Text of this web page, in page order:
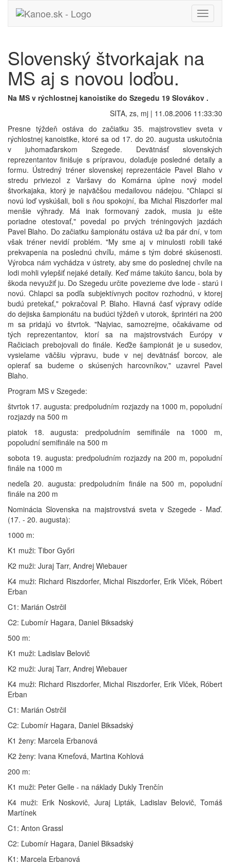
Toggle
Slovenský štvorkajak na
MS aj s novou loďou.
Na MS v rýchlostnej kanoistike do Szegedu 19 Slovákov .
SITA, zs, mj | 11.08.2006 11:33:30
Presne týždeň ostáva do začiatku 35. majstrovstiev sveta v
rýchlostnej kanoistike, ktoré sa od 17. do 20. augusta uskutočnia
v juhomaďarskom Szegede. Devätnásť slovenských
reprezentantov finišuje s prípravou, dolaďuje posledné detaily a
formu. Ústredný tréner slovenskej reprezentácie Pavel Blaho v
stredu priviezol z Varšavy do Komárna úplne nový model
štvorkajaka, ktorý je najväčšou medailovou nádejou. "Chlapci si
novú loď vyskúšali, boli s ňou spokojní, iba Michal Riszdorfer mal
menšie výhrady. Má inak formovaný zadok, musia ju ešte
poriadne otestovať," povedal po prvých tréningových jazdách
Pavel Blaho. Do začiatku šampionátu ostáva už iba pár dní, v tom
však tréner nevidí problém. "My sme aj v minulosti robili také
prekvapenia na poslednú chvíľu, máme s tým dobré skúsenosti.
Výrobca nám vychádza v ústrety, aby sme do poslednej chvíle na
lodi mohli vylepšiť nejaké detaily. Keď máme takúto šancu, bola by
škoda nevyužiť ju. Do Szegedu určite povezieme dve lode - starú i
novú. Chlapci sa podľa subjektívnych pocitov rozhodnú, v ktorej
budú pretekať," pokračoval P. Blaho. Hlavná časť výpravy odíde
do dejiska šampionátu na budúci týždeň v utorok, šprintéri na 200
m sa pridajú vo štvrtok. "Najviac, samozrejme, očakávame od
tých reprezentantov, ktorí sa na majstrovstvách Európy v
Račiciach prebojovali do finále. Keďže šampionát je u susedov,
vysielame väčšiu výpravu, bude v nej devätnásť borcov, ale
opierať sa budeme o skúsených harcovníkov," uzavrel Pavel
Blaho.
Program MS v Szegede:
štvrtok 17. augusta: predpoludním rozjazdy na 1000 m, popoludní
rozjazdy na 500 m
piatok 18. augusta: predpoludním semifinále na 1000 m,
popoludní semifinále na 500 m
sobota 19. augusta: predpoludním rozjazdy na 200 m, popoludní
finále na 1000 m
nedeľa 20. augusta: predpoludním finále na 500 m, popoludní
finále na 200 m
Nominácia Slovenska na majstrovstvá sveta v Szegede - Maď.
(17. - 20. augusta):
1000 m:
K1 muži: Tibor Győri
K2 muži: Juraj Tarr, Andrej Wiebauer
K4 muži: Richard Riszdorfer, Michal Riszdorfer, Erik Vlček, Róbert
Erban
C1: Marián Ostrčil
C2: Ľubomír Hagara, Daniel Biksadský
500 m:
K1 muži: Ladislav Belovič
K2 muži: Juraj Tarr, Andrej Wiebauer
K4 muži: Richard Riszdorfer, Michal Riszdorfer, Erik Vlček, Róbert
Erban
C1: Marián Ostrčil
C2: Ľubomír Hagara, Daniel Biksadský
K1 ženy: Marcela Erbanová
K2 ženy: Ivana Kmeťová, Martina Kohlová
200 m:
K1 muži: Peter Gelle - na náklady Dukly Trenčín
K4 muži: Erik Noskovič, Juraj Lipták, Ladislav Belovič, Tomáš
Martínek
C1: Anton Grassl
C2: Ľubomír Hagara, Daniel Biksadský
K1: Marcela Erbanová